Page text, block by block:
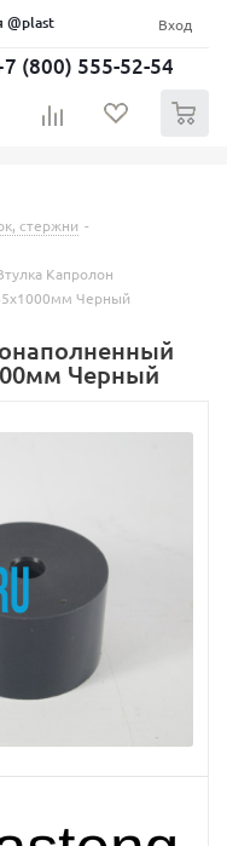
@plast Вход
(800) 555-52-54
стержни -
Капролон
Черный
Черный